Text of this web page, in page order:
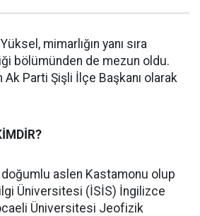
mimarlığın yanı sıra
bölümünden de mezun oldu.
Ak Parti Şişli İlçe Başkanı olarak
aslen Kastamonu olup
Üniversitesi (İSİS) İngilizce
Üniversitesi Jeofizik